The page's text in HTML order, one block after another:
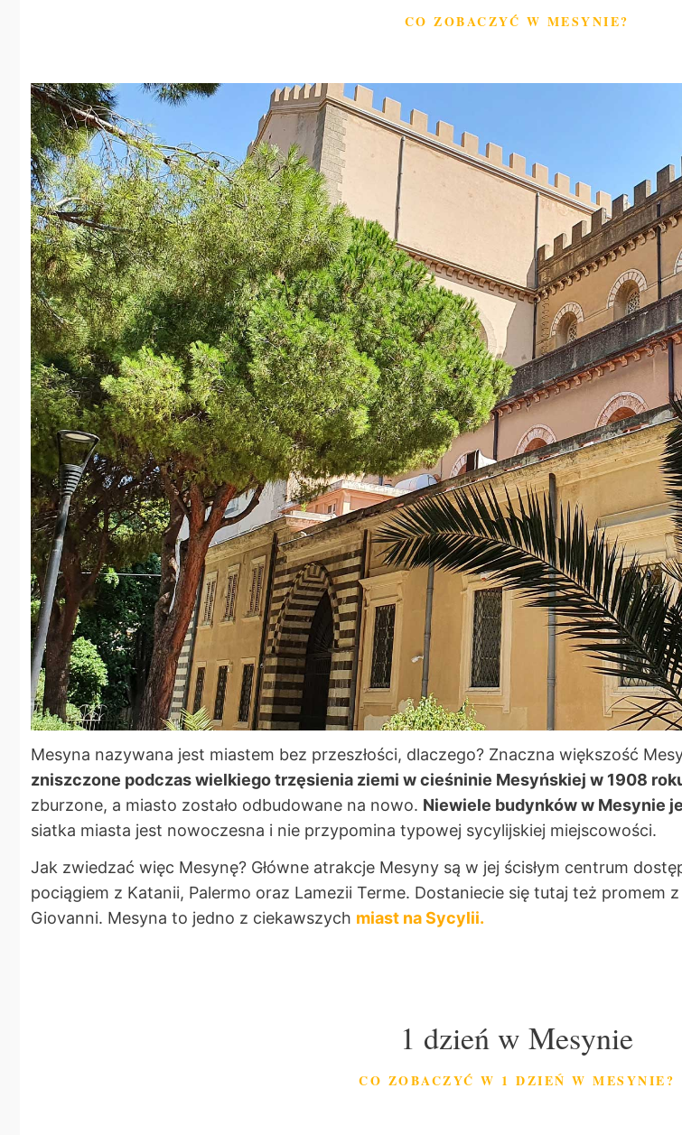
CO ZOBACZYĆ W MESYNIE?
Mesyna nazywana jest miastem bez przeszłości, dlaczego? Znaczna większość
zniszczone podczas wielkiego trzęsienia ziemi w cieśninie Mesyńskiej w 1908
zburzone, a miasto zostało odbudowane na nowo. Niewiele budynków w Mesynie
siatka miasta jest nowoczesna i nie przypomina typowej sycylijskiej miejscowości.
Jak zwiedzać więc Mesynę? Główne atrakcje Mesyny są w jej ścisłym centrum
pociągiem z Katanii, Palermo oraz Lamezii Terme. Dostaniecie się tutaj też promem
Giovanni. Mesyna to jedno z ciekawszych miast na Sycylii.
1 dzień w Mesynie
CO ZOBACZYĆ W 1 DZIEŃ W MESYNIE?